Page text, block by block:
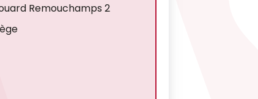
Remouchamps 2